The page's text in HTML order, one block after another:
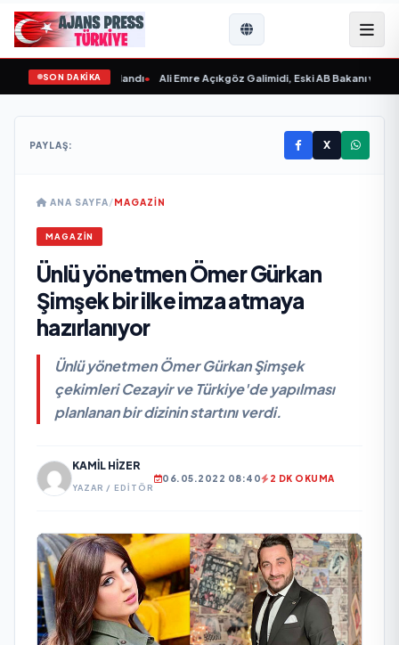
SON DAKİKA
Sevgilim “ yayımlandı• Ali Emre Açıkgöz Galimidi, Eski AB Bakanı ve
PAYLAŞ: X
ANA SAYFA/MAGAZİN
MAGAZİN
Ünlü yönetmen Ömer Gürkan
Şimşek bir ilke imza atmaya
hazırlanıyor
Ünlü yönetmen Ömer Gürkan Şimşek
çekimleri Cezayir ve Türkiye'de yapılması
planlanan bir dizinin startını verdi.
KAMIL HIZER
YAZAR / EDITÖR
06.05.2022 08:40 2 DK OKUMA